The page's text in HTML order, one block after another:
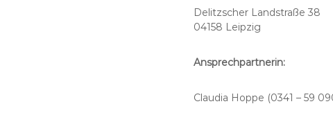
Delitzscher Landstraße 38
04158 Leipzig
Ansprechpartnerin:
Claudia Hoppe (0341 – 59